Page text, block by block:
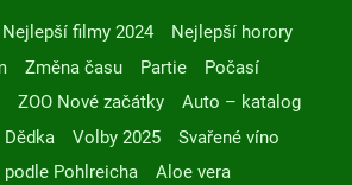
Nejlepší filmy 2024
Nejlepší horory
Změna času Partie
Počasí
ZOO Nové začátky
Auto – katalog
Volby 2025
Svařené víno
podle Pohlreicha
Aloe vera